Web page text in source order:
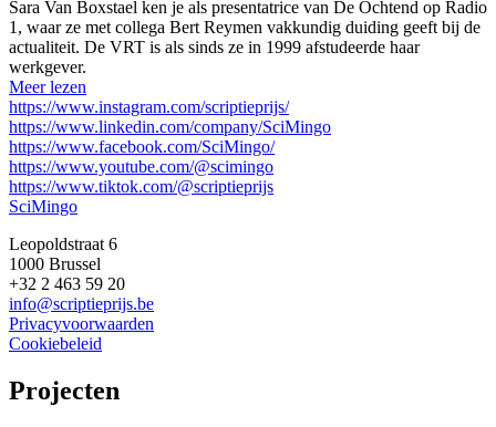
Sara Van Boxstael ken je als presentatrice van De Ochtend op Radio
1, waar ze met collega Bert Reymen vakkundig duiding geeft bij de
actualiteit. De VRT is als sinds ze in 1999 afstudeerde haar
werkgever.
Meer lezen
https://www.instagram.com/scriptieprijs/
https://www.linkedin.com/company/SciMingo
https://www.facebook.com/SciMingo/
https://www.youtube.com/@scimingo
https://www.tiktok.com/@scriptieprijs
SciMingo
Leopoldstraat 6
1000 Brussel
+32 2 463 59 20
info@scriptieprijs.be
Privacyvoorwaarden
Cookiebeleid
Projecten